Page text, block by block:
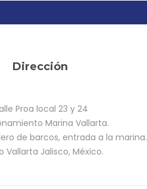
Dirección
Proa local 23 y 24
Marina Vallarta.
de barcos, entrada a la marina.
Vallarta Jalisco, México.